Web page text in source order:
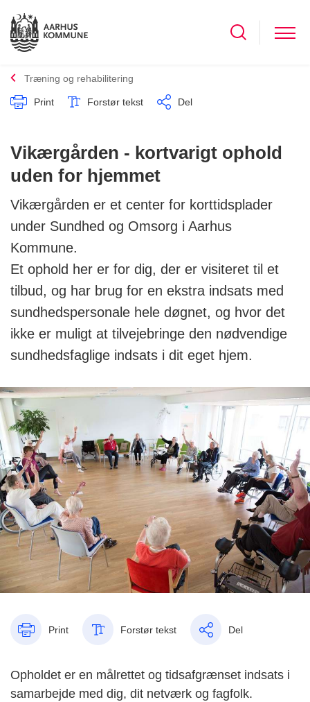
Træning og rehabilitering
Print Forstør tekst Del
Vikærgården - kortvarigt ophold
uden for hjemmet
Vikærgården er et center for korttidsplader
under Sundhed og Omsorg i Aarhus
Kommune.
Et ophold her er for dig, der er visiteret til et
tilbud, og har brug for en ekstra indsats med
sundhedspersonale hele døgnet, og hvor det
ikke er muligt at tilvejebringe den nødvendige
sundhedsfaglige indsats i dit eget hjem.
Print Forstør tekst Del
Opholdet er en målrettet og tidsafgrænset indsats i
samarbejde med dig, dit netværk og fagfolk.